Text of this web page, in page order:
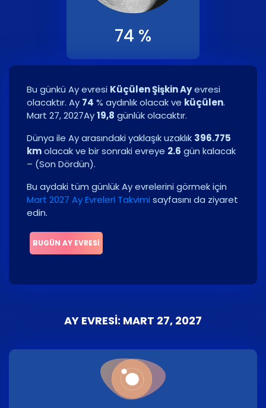
74 %
Bu günkü Ay evresi Küçülen Şişkin Ayevresi
olacaktır. Ay 74 % aydınlık olacak ve küçülen.
Mart 27, 2027Ay19,8 günlük olacaktır.
Dünya ile Ay arasındaki yaklaşık uzaklık 396.775
kmolacak ve bir sonraki evreye 2.6 gün kalacak
– (Son Dördün).
Bu aydaki tüm günlük Ay evrelerini görmek için
Mart 2027 Ay Evreleri Takvimi sayfasını da ziyaret
edin.
BUGÜN AY EVRESI
AY EVRESI: MART 27, 2027